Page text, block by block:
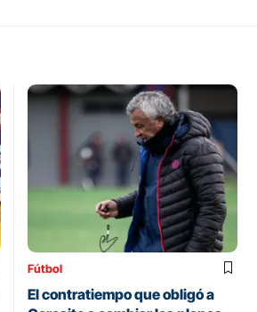
Fútbol
El contratiempo que obligó a